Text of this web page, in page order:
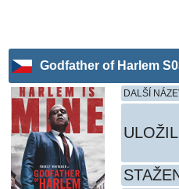
Godfather of Harlem
DALŠÍ
ULOŽIL